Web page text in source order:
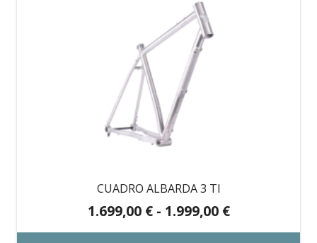
tiene
múltiples
variantes.
opciones
se
pueden
en
página
CUADRO ALBARDA 3 TI
1.699,00 € - 1.999,00 €Rango
de